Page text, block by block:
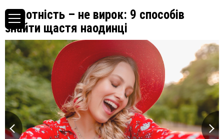
Самотність – не вирок: 9 способів
знайти щастя наодинці